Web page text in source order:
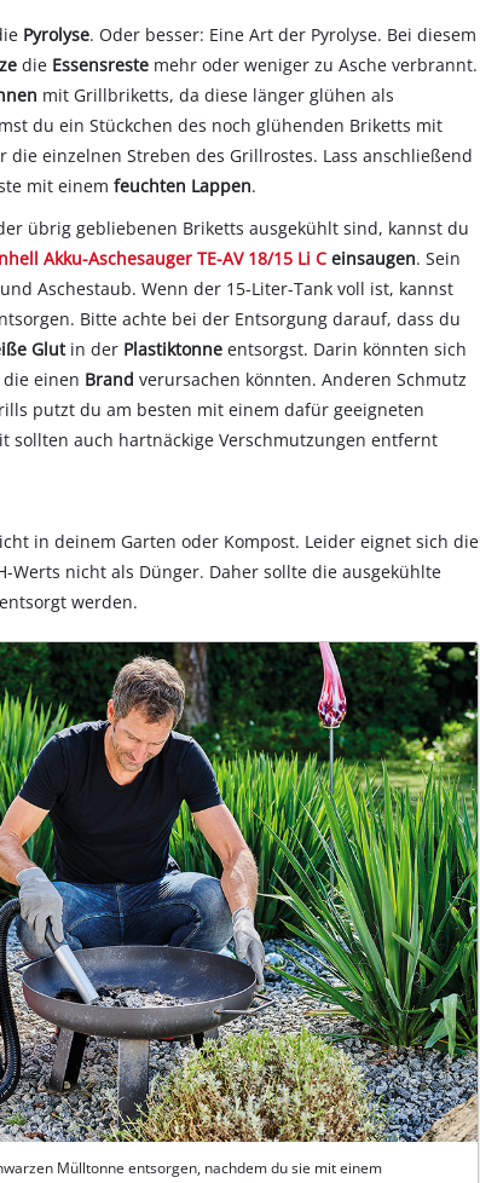
Pyrolyse. Oder besser: Eine Art der Pyrolyse. Bei diesem
die Essensreste mehr oder weniger zu Asche verbrannt.
mit Grillbriketts, da diese länger glühen als
du ein Stückchen des noch glühenden Briketts mit
einzelnen Streben des Grillrostes. Lass anschließend
mit einemfeuchten Lappen.
übrig gebliebenen Briketts ausgekühlt sind, kannst du
Akku-Aschesauger TE-AV 18/15 Li C einsaugen. Sein
Aschestaub. Wenn der 15-Liter-Tank voll ist, kannst
Bitte achte bei der Entsorgung darauf, dass du
Glutin der Plastiktonneentsorgst. Darin könnten sich
einen Brandverursachen könnten. Anderen Schmutz
putzt du am besten mit einem dafür geeigneten
sollten auch hartnäckige Verschmutzungen entfernt
in deinem Garten oder Kompost. Leider eignet sich die
Werts nicht als Dünger. Daher sollte die ausgekühlte
werden.
Mülltonne entsorgen, nachdem du sie mit einem